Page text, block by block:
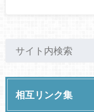
相互リンク集